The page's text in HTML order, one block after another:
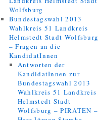
Wolfsburg
Bundestagswahl 2013
Wahlkreis 51 Landkreis
Helmstedt Stadt Wolfsburg
– Fragen an die
KandidatInnen
Antworten der
KandidatInnen zur
Bundestagswahl 2013
Wahlkreis 51 Landkreis
Helmstedt Stadt
Wolfsburg – PIRATEN –